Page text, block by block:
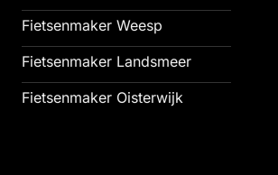
Fietsenmaker Weesp
Fietsenmaker Landsmeer
Fietsenmaker Oisterwijk